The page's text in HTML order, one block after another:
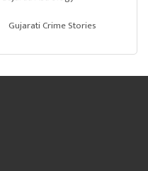
Gujarati Crime Stories